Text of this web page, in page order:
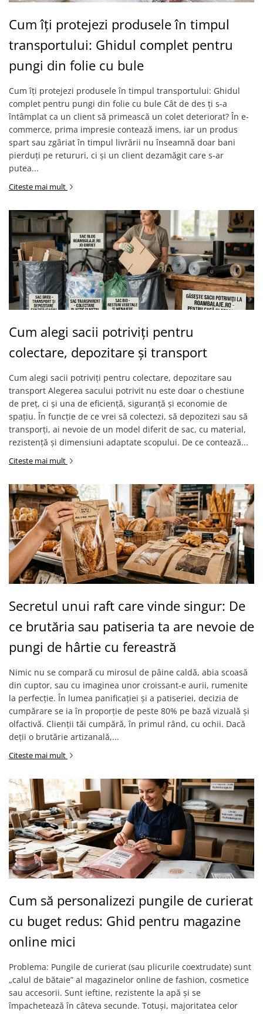
Cum îți protejezi produsele în timpul
transportului: Ghidul complet pentru
pungi din folie cu bule
Cum îți protejezi produsele în timpul transportului: Ghidul
complet pentru pungi din folie cu bule Cât de des ți s-a
întâmplat ca un client să primească un colet deteriorat? În e-
commerce, prima impresie contează imens, iar un produs
spart sau zgâriat în timpul livrării nu înseamnă doar bani
pierduți pe retururi, ci și un client dezamăgit care s-ar
putea...
Citeste mai mult
Cum alegi sacii potriviți pentru
colectare, depozitare și transport
Cum alegi sacii potriviți pentru colectare, depozitare sau
transport Alegerea sacului potrivit nu este doar o chestiune
de preț, ci și una de eficiență, siguranță și economie de
spațiu. În funcție de ce vrei să colectezi, să depozitezi sau să
transporți, ai nevoie de un model diferit de sac, cu material,
rezistență și dimensiuni adaptate scopului. De ce contează...
Citeste mai mult
Secretul unui raft care vinde singur: De
ce brutăria sau patiseria ta are nevoie de
pungi de hârtie cu fereastră
Nimic nu se compară cu mirosul de pâine caldă, abia scoasă
din cuptor, sau cu imaginea unor croissant-e aurii, rumenite
la perfecție. În lumea panificației și a patiseriei, decizia de
cumpărare se ia în proporție de peste 80% pe bază vizuală și
olfactivă. Clienții tăi cumpără, în primul rând, cu ochii. Dacă
deții o brutărie artizanală,...
Citeste mai mult
Cum să personalizezi pungile de curierat
cu buget redus: Ghid pentru magazine
online mici
Problema: Pungile de curierat (sau plicurile coextrudate) sunt
„calul de bătaie” al magazinelor online de fashion, cosmetice
sau accesorii. Sunt ieftine, rezistente la apă și se
împachetează în câteva secunde. Totuși, majoritatea celor